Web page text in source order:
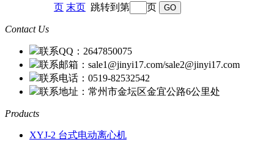
页 末页 跳转到第 页
Contact Us
联系QQ：2647850075
联系邮箱：sale1@jinyi17.com/sale2@jinyi17.com
联系电话：0519-82532542
联系地址：常州市金坛区金宜公路6公里处
Products
XYJ-2 台式电动离心机